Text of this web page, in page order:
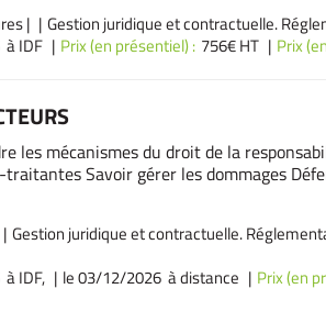
|
Gestion juridique et contractuelle.
IDF Prix (en présentiel) : 756€ HT Prix
les mécanismes du droit de la
Savoir gérer les dommages
Gestion juridique et contractuelle.
IDF, le 03/12/2026 à distance Prix (en